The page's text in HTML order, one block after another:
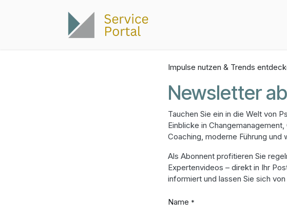
Impulse nutzen & Trends
Newsletter
Tauchen Sie ein in die Welt von
Einblicke in
Coaching, moderne Führung
Als Abonnent profitieren Sie
Expertenvideos – direkt in Ihr
informiert und lassen Sie sich
Name *